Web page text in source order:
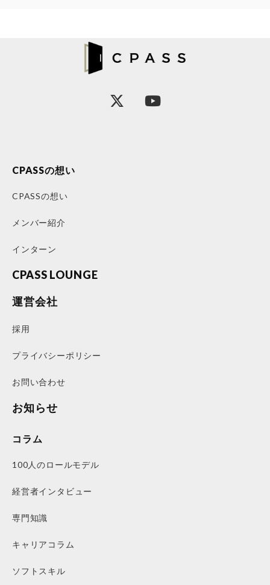
CPASSの想い
CPASSの想い
メンバー紹介
インターン
CPASS LOUNGE
運営会社
採用
プライバシーポリシー
お問い合わせ
お知らせ
コラム
100人のロールモデル
経営者インタビュー
専門知識
キャリアコラム
ソフトスキル